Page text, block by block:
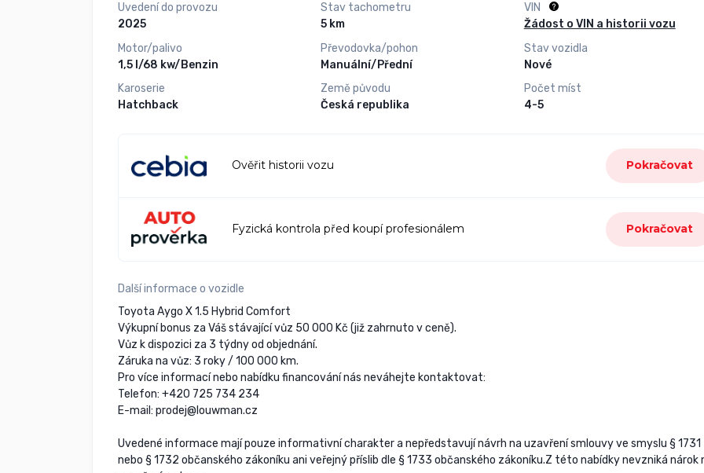
Uvedení do provozu
2025
Motor/palivo
1,5 l/68 kw/Benzin
Karoserie
Hatchback
Stav tachometru
5 km
Převodovka/pohon
Manuální/Přední
Země původu
Česká republika
VIN
Žádost o VIN a historii vozu
Stav vozidla
Nové
Počet míst
4-5
Ověřit historii vozu Pokračovat
Fyzická kontrola před koupí profesionálem Pokračovat
Další informace o vozidle
Toyota Aygo X 1.5 Hybrid Comfort
Výkupní bonus za Váš stávající vůz 50 000 Kč (již zahrnuto v ceně).
Vůz k dispozici za 3 týdny od objednání.
Záruka na vůz: 3 roky / 100 000 km.
Pro více informací nebo nabídku financování nás neváhejte kontaktovat:
Telefon: +420 725 734 234
E-mail: prodej@louwman.cz
Uvedené informace mají pouze informativní charakter a nepředstavují návrh na uzavření smlouvy ve smyslu § 1731
nebo § 1732 občanského zákoníku ani veřejný příslib dle § 1733 občanského zákoníku.Z této nabídky nevzniká nárok